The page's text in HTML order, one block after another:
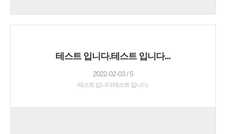
테스트 입니다.테스트 입니다...
2022-02-03 / 5
테스트 입니다.테스트 입니다.